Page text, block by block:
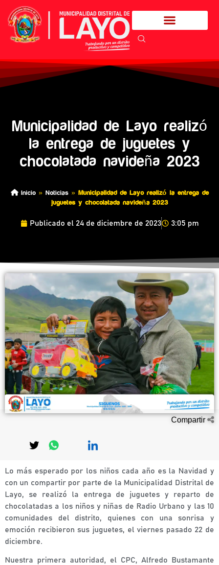
Municipalidad de Layo realizó
la entrega de juguetes y
chocolatada navideña 2023
Inicio» Noticias» Municipalidad de Layo realizó la entrega de
juguetes y chocolatada navideña 2023
Publicado el 24 de diciembre de 2023 3:05 pm
Compartir
Lo más esperado por los niños cada año es la Navidad y
con un compartir por parte de la Municipalidad Distrital de
Layo, se realizó la entrega de juguetes y reparto de
chocolatadas a los niños y niñas de Radio Urbano y las 10
comunidades del distrito, quienes con una sonrisa y
emoción recibieron sus juguetes, el viernes pasado 22 de
diciembre.
Nuestra primera autoridad, el CPC, Alfredo Bustamante